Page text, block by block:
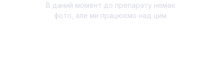
В даний момент до препарату немає
фото, але ми працюємо над цим